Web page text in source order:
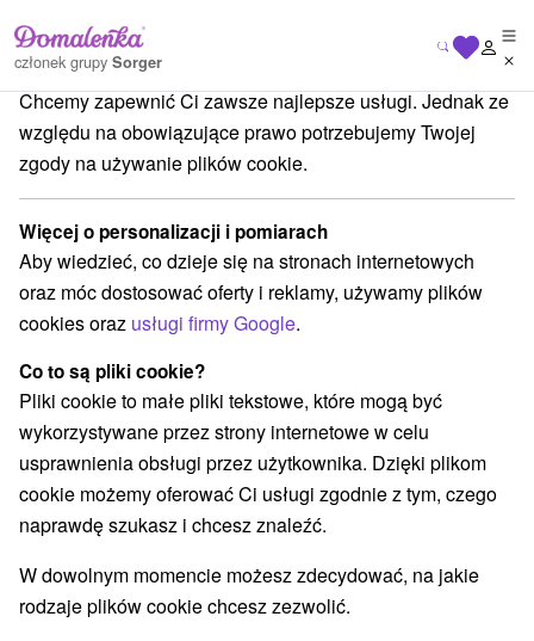
członek grupy Sorger
Atrakcje na Słowacji Pomniki w Tatrach
Pomniki w Tatrach
Kategorie
Wszystkie kategorie
Zamki(1)
Areny laserowe i paintball(3)
Wieże obserwacyjne i chodniki
Zamki, pałace, ruiny(3)
Loty widokowe i rejsy wycieczkowe(1) Sporty(11)
Jazda konna(3) Skanseny (6) Chaty górskie(19)
Ośrodki i miasteczka dziecięce(8)
Obiekty architektoniczne(2) Ośrodek narciarski
Pola golfowe (3) Amfiteatry i kina w przyrodzie(2)
Túry a turistické chodníky(53) Escaperoom
Dbamy o Twoją prywatność
Chcemy zapewnić Ci zawsze najlepsze usługi. Jednak ze
względu na obowiązujące prawo potrzebujemy Twojej
zgody na używanie plików cookie.
Więcej o personalizacji i pomiarach
Aby wiedzieć, co dzieje się na stronach internetowych
oraz móc dostosować oferty i reklamy, używamy plików
cookies oraz usługi firmy Google.
Co to są pliki cookie?
Pliki cookie to małe pliki tekstowe, które mogą być
wykorzystywane przez strony internetowe w celu
usprawnienia obsługi przez użytkownika. Dzięki plikom
cookie możemy oferować Ci usługi zgodnie z tym, czego
naprawdę szukasz i chcesz znaleźć.
W dowolnym momencie możesz zdecydować, na jakie
rodzaje plików cookie chcesz zezwolić.